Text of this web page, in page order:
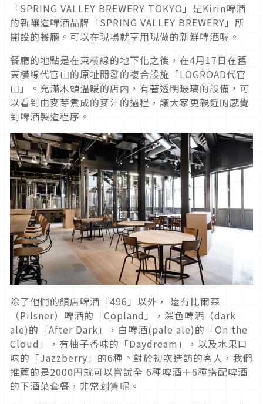
「SPRING VALLEY BREWERY TOKYO」是Kirin啤酒
的新釀造啤酒品牌「SPRING VALLEY BREWERY」所
開設的餐廳。可以在現場就享用現做的新鮮啤酒喔。
餐廳的地點是在東横線的地下化之後，在4月17日在舊
東橫線代官山的原址開發的複合設施「LOGROAD代官
山」。充滿木頭溫暖的店内，有著透明玻璃的設備，可
以看到由麥芽煮成的麥汁的過程，讓大家更親近的感覺
到啤酒製造程序。
除了他們的鎮店啤酒「496」以外， 還有比爾森
（Pilsner）啤酒的「Copland」，深色啤酒（dark
ale)的「After Dark」，白啤酒(pale ale)的「On the
Cloud」，有柚子香味的「Daydream」，以及水果口
味的「Jazzberry」的6種。對於初次造訪的客人，我們
推薦的是2000円就可以嘗試全 6種啤酒＋6種搭配啤酒
的下酒菜套餐，非常划算呢。